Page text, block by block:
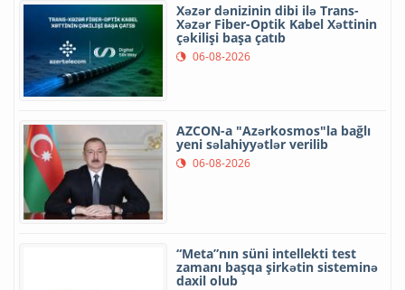
Xəzər dənizinin dibi ilə Trans-
Xəzər Fiber-Optik Kabel Xəttinin
çəkilişi başa çatıb
06-08-2026
AZCON-a "Azərkosmos"la bağlı
yeni səlahiyyətlər verilib
06-08-2026
“Meta”nın süni intellekti test
zamanı başqa şirkətin sisteminə
daxil olub